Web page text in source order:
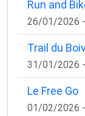
Email
Oui, je
Aucun
Run and
26/01/2026
Trail du
31/01/2026
Le Free Go
01/02/2026